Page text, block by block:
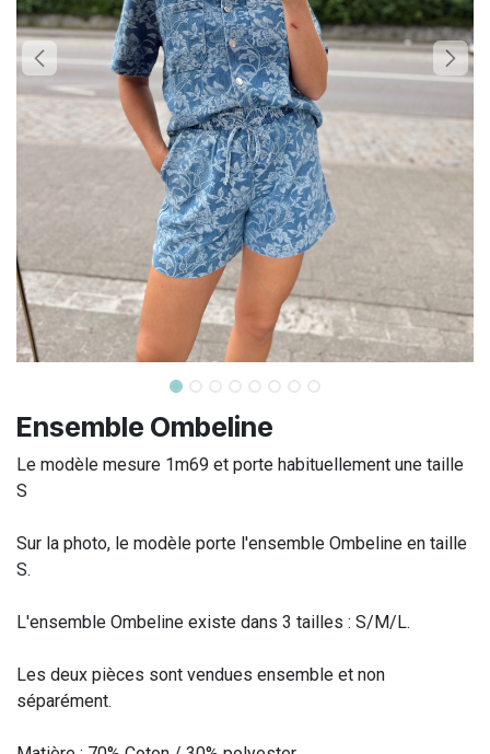
Ensemble Ombeline
Le modèle mesure 1m69 et porte habituellement une taille
S
Sur la photo, le modèle porte l'ensemble Ombeline en taille
S.
L'ensemble Ombeline existe dans 3 tailles : S/M/L.
Les deux pièces sont vendues ensemble et non
séparément.